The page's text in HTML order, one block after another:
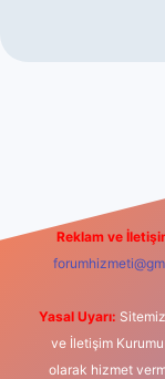
Reklam ve
Yasal Uyarı:
ve İletişim Kurumu
olarak hizmet